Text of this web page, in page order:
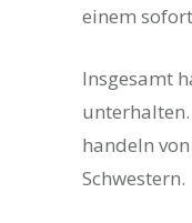
einem
Insgesamt
handeln
Schwestern.